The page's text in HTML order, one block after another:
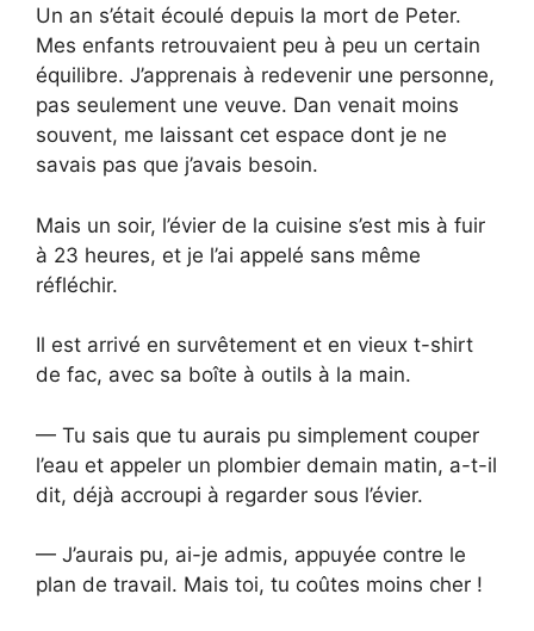
Un an s’était écoulé depuis la mort de Peter.
Mes enfants retrouvaient peu à peu un certain
équilibre. J’apprenais à redevenir une personne,
pas seulement une veuve. Dan venait moins
souvent, me laissant cet espace dont je ne
savais pas que j’avais besoin.
Mais un soir, l’évier de la cuisine s’est mis à fuir
à 23 heures, et je l’ai appelé sans même
réfléchir.
Il est arrivé en survêtement et en vieux t-shirt
de fac, avec sa boîte à outils à la main.
— Tu sais que tu aurais pu simplement couper
l’eau et appeler un plombier demain matin, a-t-il
dit, déjà accroupi à regarder sous l’évier.
— J’aurais pu, ai-je admis, appuyée contre le
plan de travail. Mais toi, tu coûtes moins cher !